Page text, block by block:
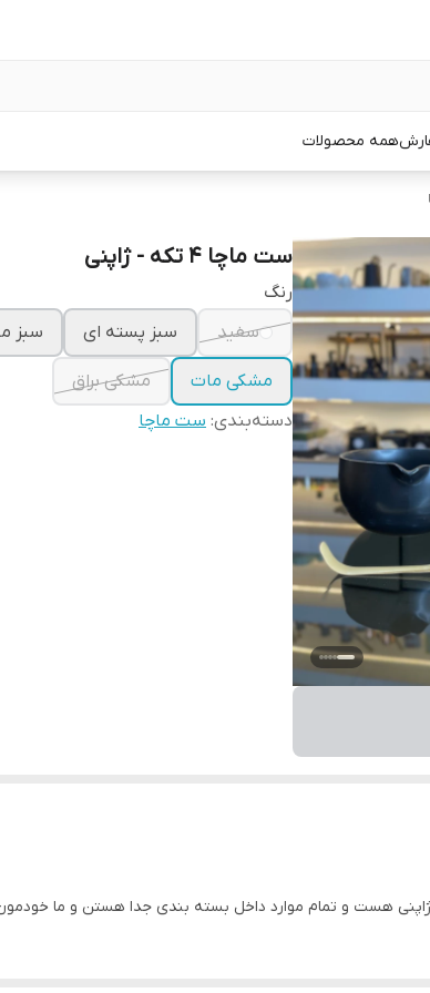
همه محصولات
ست ماچا ۴ تکه - ژاپنی
رنگ
سفید
سبز پسته ای سبز
مشکی مات
مشکی براق
دسته‌بندی: ست ماچا
هست و تمام موارد داخل بسته بندی جدا هستن و ما